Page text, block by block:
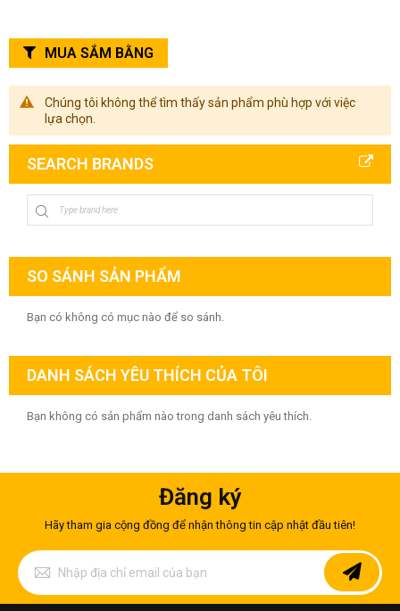
Chúng tôi không thể tìm thấy sản phẩm phù hợp với việc
lựa chọn.
MUA SẮM BẰNG
SEARCH BRANDS
SO SÁNH SẢN PHẨM
Bạn có không có mục nào để so sánh.
DANH SÁCH YÊU THÍCH CỦA TÔI
Bạn không có sản phẩm nào trong danh sách yêu thích.
Đăng ký
Hãy tham gia cộng đồng để nhận thông tin cập nhật đầu tiên!
Đăng
ký
để
nhận